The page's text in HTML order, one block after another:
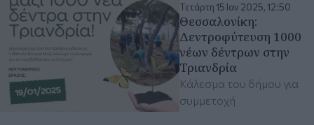
Τετάρτη 15 Ιαν 2025, 12:50
Θεσσαλονίκη:
Δεντροφύτευση 1000
νέων δέντρων στην
Τριανδρία
Κάλεσμα του δήμου για
συμμετοχή